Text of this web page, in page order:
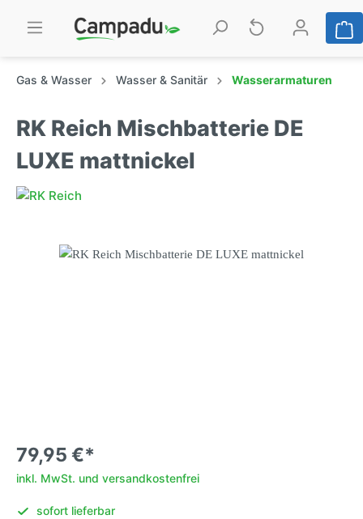
Gas & Wasser Wasser & Sanitär Wasserarmaturen
RK Reich Mischbatterie DE
LUXE mattnickel
79,95 €*
inkl. MwSt. und versandkostenfrei
sofort lieferbar